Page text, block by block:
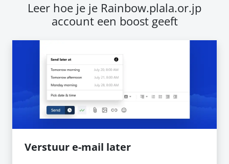
Leer hoe je je Rainbow.plala.or.jp
account een boost geeft
Verstuur e-mail later